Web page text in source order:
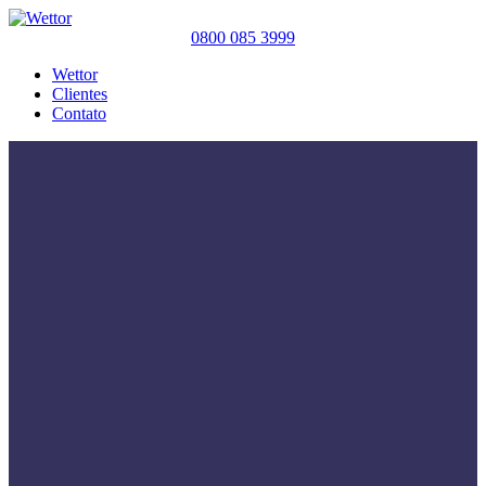
0800 085 3999
Wettor
Clientes
Contato